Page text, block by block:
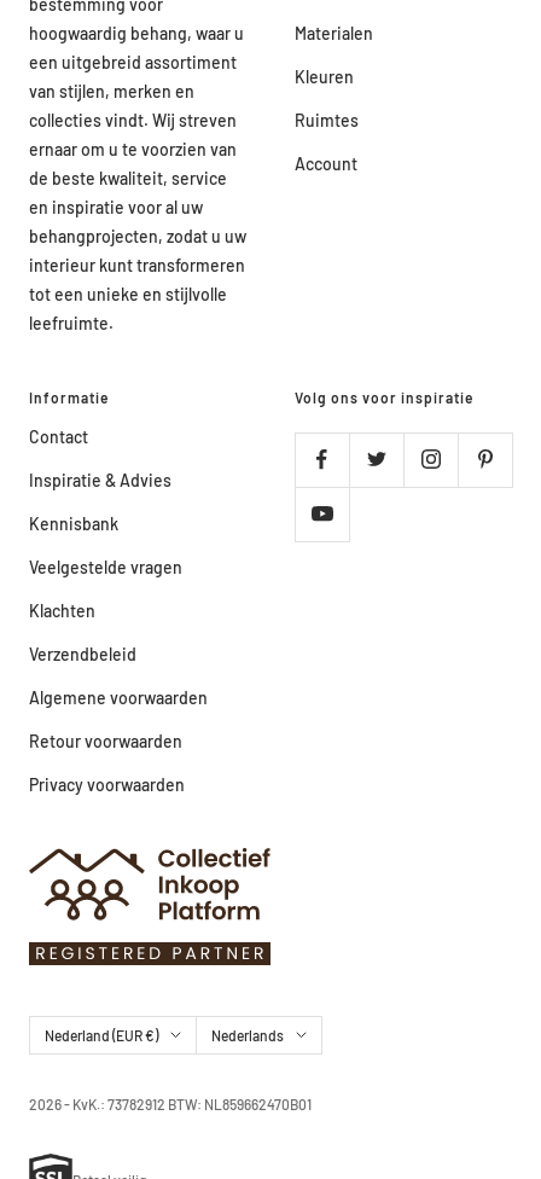
hoogwaardig behang, waar u
een uitgebreid assortiment
van stijlen, merken en
collecties vindt. Wij streven
ernaar om u te voorzien van
de beste kwaliteit, service
en inspiratie voor al uw
behangprojecten, zodat u uw
interieur kunt transformeren
tot een unieke en stijlvolle
leefruimte.
Materialen
Kleuren
Ruimtes
Account
Informatie
Contact
Inspiratie & Advies
Kennisbank
Veelgestelde vragen
Klachten
Verzendbeleid
Algemene voorwaarden
Retour voorwaarden
Privacy voorwaarden
Volg ons voor inspiratie
Land/regio Nederland (EUR €) TaalNederlands
2026 - KvK.: 73782912 BTW: NL859662470B01